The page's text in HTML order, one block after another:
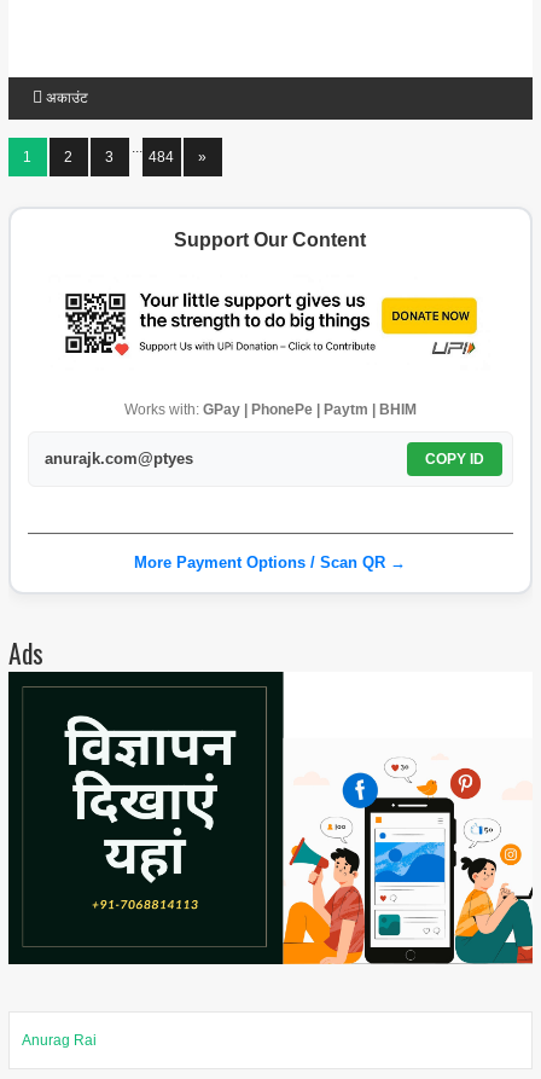
अकाउंट
1 2 3
...
484 »
Support Our Content
Works with: GPay | PhonePe | Paytm | BHIM
anurajk.com@ptyes COPY ID
More Payment Options / Scan QR →
Ads
Anurag Rai